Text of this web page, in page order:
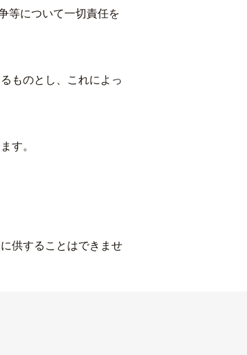
等について一切責任を
ものとし、これによっ
す。
供することはできませ